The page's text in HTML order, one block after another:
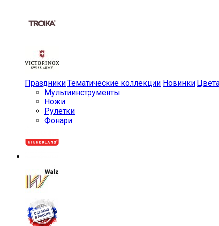
Праздники Тематические коллекции Новинки Цвета
Мульти­инструменты
Ножи
Рулетки
Фонари